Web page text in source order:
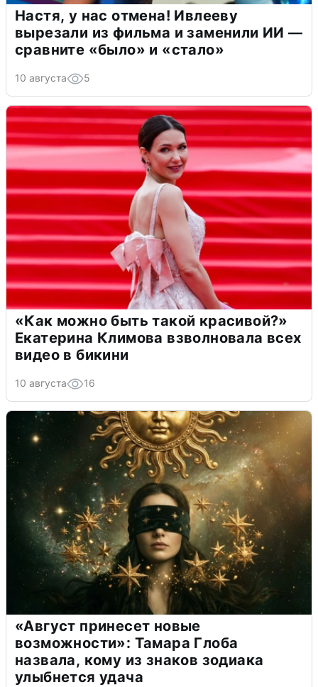
Настя, у нас отмена! Ивлееву
вырезали из фильма и заменили ИИ —
сравните «было» и «стало»
10 августа 5
«Как можно быть такой красивой?»
Екатерина Климова взволновала всех
видео в бикини
10 августа 16
«Август принесет новые
возможности»: Тамара Глоба
назвала, кому из знаков зодиака
улыбнется удача